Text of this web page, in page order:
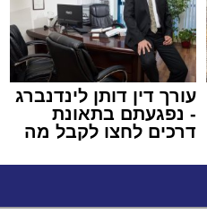
עורך דין דותן לינדנברג
- נפגעתם בתאונת
דרכים לחצו לקבל מה